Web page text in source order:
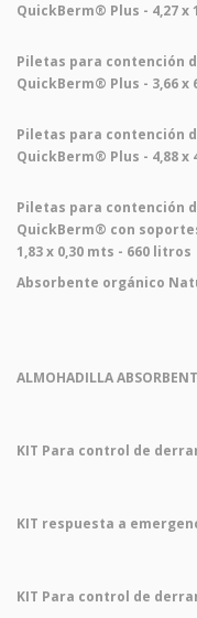
QuickBerm® Plus - 4,27 x
Piletas para contención
QuickBerm® Plus - 3,66 x
Piletas para contención
QuickBerm® Plus - 4,88 x
Piletas para contención
QuickBerm® con
1,83 x 0,30 mts - 660 litros
Absorbente orgánico
ALMOHADILLA
KIT Para control de
KIT respuesta a
KIT Para control de